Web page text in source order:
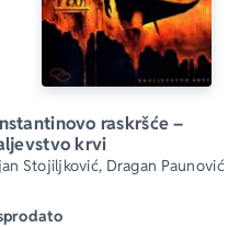
raskršće –
krvi
Stojiljković, Dragan Paunović